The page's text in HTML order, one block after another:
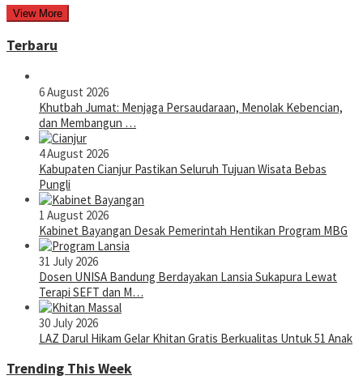
View More
Terbaru
6 August 2026
Khutbah Jumat: Menjaga Persaudaraan, Menolak Kebencian,
dan Membangun …
4 August 2026
Kabupaten Cianjur Pastikan Seluruh Tujuan Wisata Bebas
Pungli
1 August 2026
Kabinet Bayangan Desak Pemerintah Hentikan Program MBG
31 July 2026
Dosen UNISA Bandung Berdayakan Lansia Sukapura Lewat
Terapi SEFT dan M…
30 July 2026
LAZ Darul Hikam Gelar Khitan Gratis Berkualitas Untuk 51 Anak
Trending This Week